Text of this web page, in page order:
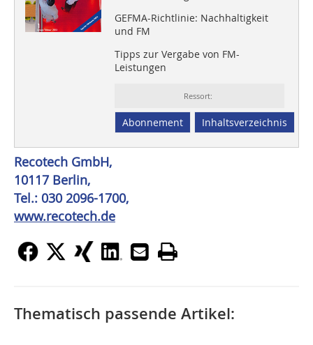
GEFMA-Richtlinie: Nachhaltigkeit
und FM
Tipps zur Vergabe von FM-
Leistungen
Ressort:
Abonnement Inhaltsverzeichnis
Recotech GmbH,
10117 Berlin,
Tel.: 030 2096-1700,
www.recotech.de
Thematisch passende Artikel: